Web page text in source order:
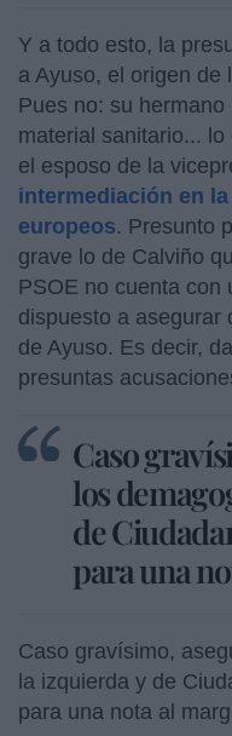
Y a todo esto, la
a Ayuso, el origen de
Pues no: su hermano
material sanitario...
el esposo de la
intermediación en
europeos. Presunto
grave lo de Calviño
PSOE no cuenta con
dispuesto a asegurar
de Ayuso. Es decir,
presuntas
Caso
los
de
para una
Caso gravísimo,
la izquierda y de
para una nota al